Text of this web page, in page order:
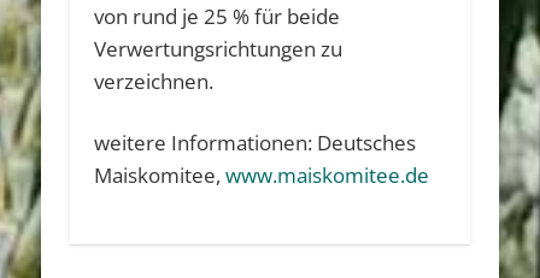
von rund je 25 % für beide
Verwertungsrichtungen zu
verzeichnen.
weitere Informationen: Deutsches
Maiskomitee,www.maiskomitee.de